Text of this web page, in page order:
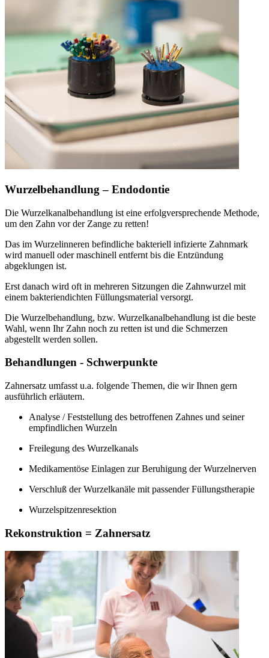
Wurzelbehandlung – Endodontie
Die Wurzelkanalbehandlung ist eine erfolgversprechende Methode,
um den Zahn vor der Zange zu retten!
Das im Wurzelinneren befindliche bakteriell infizierte Zahnmark
wird manuell oder maschinell entfernt bis die Entzündung
abgeklungen ist.
Erst danach wird oft in mehreren Sitzungen die Zahnwurzel mit
einem bakteriendichten Füllungsmaterial versorgt.
Die Wurzelbehandlung, bzw. Wurzelkanalbehandlung ist die beste
Wahl, wenn Ihr Zahn noch zu retten ist und die Schmerzen
abgestellt werden sollen.
Behandlungen - Schwerpunkte
Zahnersatz umfasst u.a. folgende Themen, die wir Ihnen gern
ausführlich erläutern.
Analyse / Feststellung des betroffenen Zahnes und seiner
empfindlichen Wurzeln
Freilegung des Wurzelkanals
Medikamentöse Einlagen zur Beruhigung der Wurzelnerven
Verschluß der Wurzelkanäle mit passender Füllungstherapie
Wurzelspitzenresektion
Rekonstruktion = Zahnersatz